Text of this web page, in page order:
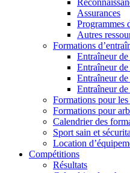
Assurances
Programmes
Autres
Formations
Entraîneur de
Entraîneur
Entraîneur
Entraîneur
Formations pour
Formations pour
Calendrier des
Sport sain et
Location
Compétitions
Résultats